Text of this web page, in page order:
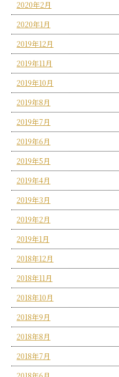
2020年2月
2020年1月
2019年12月
2019年11月
2019年10月
2019年8月
2019年7月
2019年6月
2019年5月
2019年4月
2019年3月
2019年2月
2019年1月
2018年12月
2018年11月
2018年10月
2018年9月
2018年8月
2018年7月